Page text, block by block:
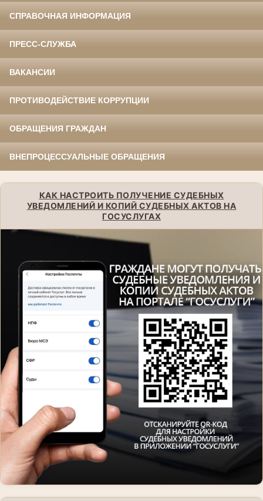
СПРАВОЧНАЯ ИНФОРМАЦИЯ
ПРЕСС-СЛУЖБА
ВАКАНСИИ
ПРОТИВОДЕЙСТВИЕ КОРРУПЦИИ
ОБРАЩЕНИЯ ГРАЖДАН
ВНЕПРОЦЕССУАЛЬНЫЕ ОБРАЩЕНИЯ
КАК НАСТРОИТЬ ПОЛУЧЕНИЕ СУДЕБНЫХ
УВЕДОМЛЕНИЙ И КОПИЙ СУДЕБНЫХ АКТОВ НА
ГОСУСЛУГАХ